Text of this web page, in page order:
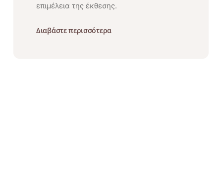
επιμέλεια της έκθεσης.
Διαβάστε περισσότερα